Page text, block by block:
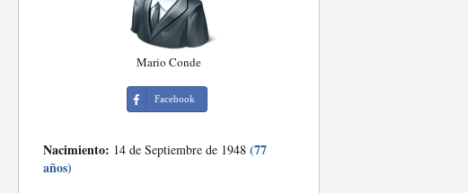
Mario Conde
Facebook
Nacimiento: 14 de Septiembre de 1948 (77
años)